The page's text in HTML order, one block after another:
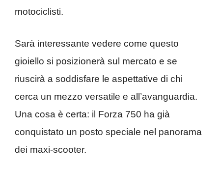
motociclisti.
Sarà interessante vedere come questo
gioiello si posizionerà sul mercato e se
riuscirà a soddisfare le aspettative di chi
cerca un mezzo versatile e all’avanguardia.
Una cosa è certa: il Forza 750 ha già
conquistato un posto speciale nel panorama
dei maxi-scooter.